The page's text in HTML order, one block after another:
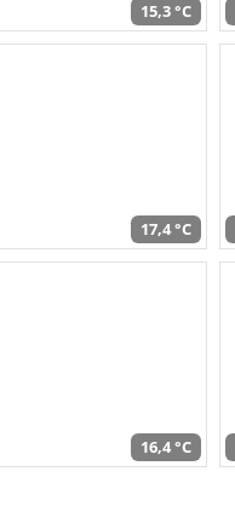
15,3 °C
17,4 °C
16,4 °C